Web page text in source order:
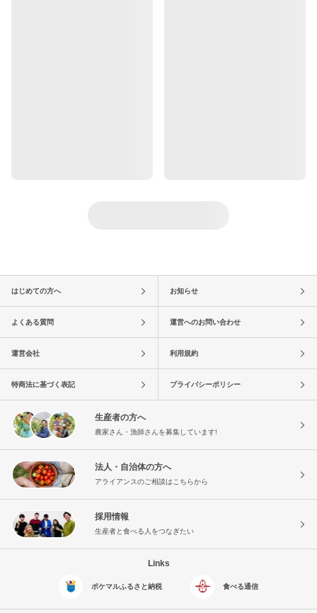
はじめての方へ お知らせ
よくある質問 運営へのお問い合わせ
運営会社 利用規約
特商法に基づく表記 プライバシーポリシー
生産者の方へ
農家さん・漁師さんを募集しています!
法人・自治体の方へ
アライアンスのご相談はこちらから
採用情報
生産者と食べる人をつなぎたい
Links
ポケマルふるさと納税 食べる通信